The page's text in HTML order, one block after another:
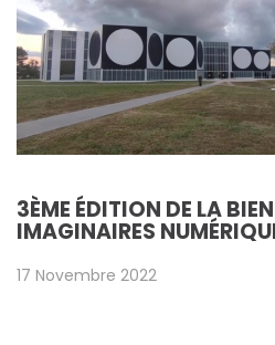
3ÈME ÉDITION DE LA
IMAGINAIRES
17 Novembre 2022